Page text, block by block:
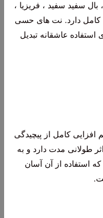
سفید سفید ، فریزیا ،
کامل دارد. نت های حسی
عاشقانه تبدیل
افزایی کامل از پیچیدگی
طولانی مدت دارد و به
استفاده از آن آسان